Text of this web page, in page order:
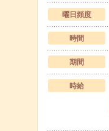
曜日頻度
時間
期間
時給